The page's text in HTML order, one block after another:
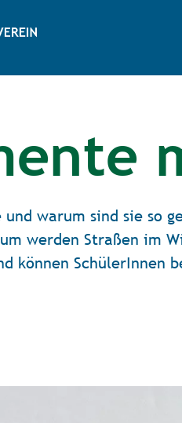
und warum sind sie so
werden Straßen im
können SchülerInnen